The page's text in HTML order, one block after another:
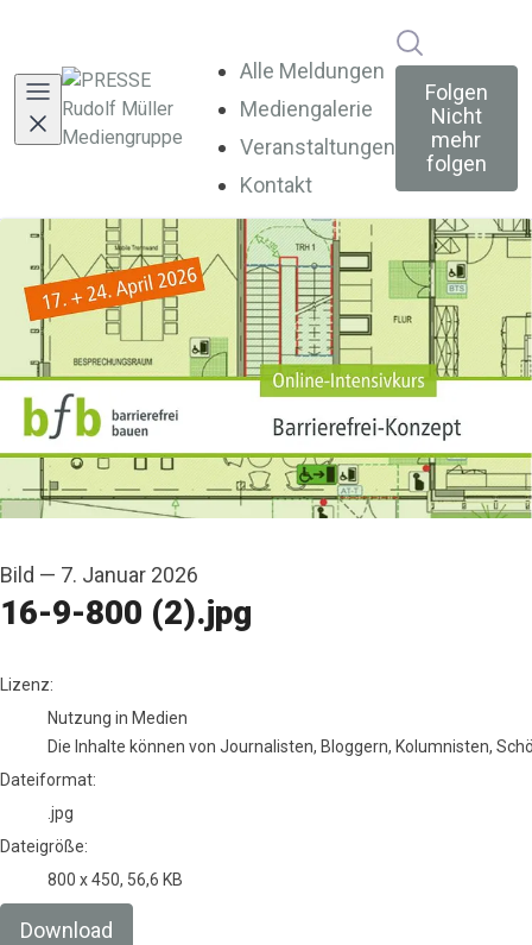
Alle Meldungen
Mediengalerie
Veranstaltungen
Kontakt
Folgen
Nicht
mehr
folgen
Bild — 7. Januar 2026
16-9-800 (2).jpg
go to media item
Lizenz:
Nutzung in Medien
Die Inhalte können von Journalisten, Bloggern, Kolumnisten,
Dateiformat:
.jpg
Dateigröße:
800 x 450, 56,6 KB
Download